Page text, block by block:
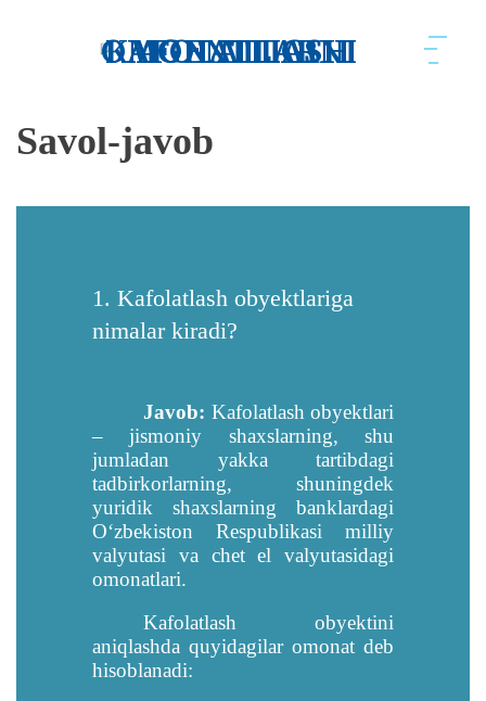
Savol-javob
1. Kafolatlash obyektlariga
nimalar kiradi?
Javob: Kafolatlash obyektlari
– jismoniy shaxslarning, shu
jumladan yakka tartibdagi
tadbirkorlarning, shuningdek
yuridik shaxslarning banklardagi
Oʻzbekiston Respublikasi milliy
valyutasi va chet el valyutasidagi
omonatlari.
Kafolatlash obyektini
aniqlashda quyidagilar omonat deb
hisoblanadi: